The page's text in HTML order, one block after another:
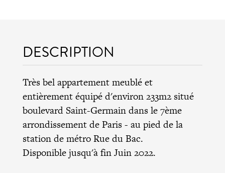
DESCRIPTION
Très bel appartement meublé et
entièrement équipé d'environ 233m2 situé
boulevard Saint-Germain dans le 7ème
arrondissement de Paris - au pied de la
station de métro Rue du Bac.
Disponible jusqu'à fin Juin 2022.